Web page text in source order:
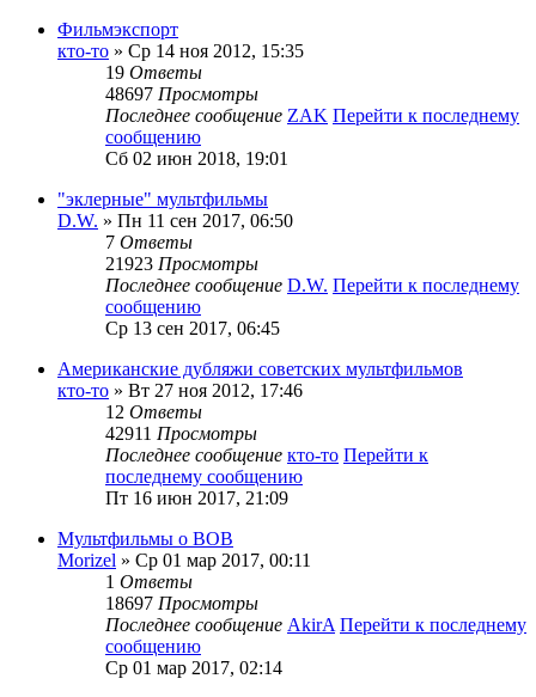
Фильмэкспорт
кто-то » Ср 14 ноя 2012, 15:35
19 Ответы
48697 Просмотры
Последнее сообщение ZAK Перейти к последнему
сообщению
Сб 02 июн 2018, 19:01
"эклерные" мультфильмы
D.W. » Пн 11 сен 2017, 06:50
7 Ответы
21923 Просмотры
Последнее сообщение D.W. Перейти к последнему
сообщению
Ср 13 сен 2017, 06:45
Американские дубляжи советских мультфильмов
кто-то » Вт 27 ноя 2012, 17:46
12 Ответы
42911 Просмотры
Последнее сообщение кто-то Перейти к
последнему сообщению
Пт 16 июн 2017, 21:09
Мультфильмы о ВОВ
Morizel » Ср 01 мар 2017, 00:11
1 Ответы
18697 Просмотры
Последнее сообщение AkirA Перейти к последнему
сообщению
Ср 01 мар 2017, 02:14